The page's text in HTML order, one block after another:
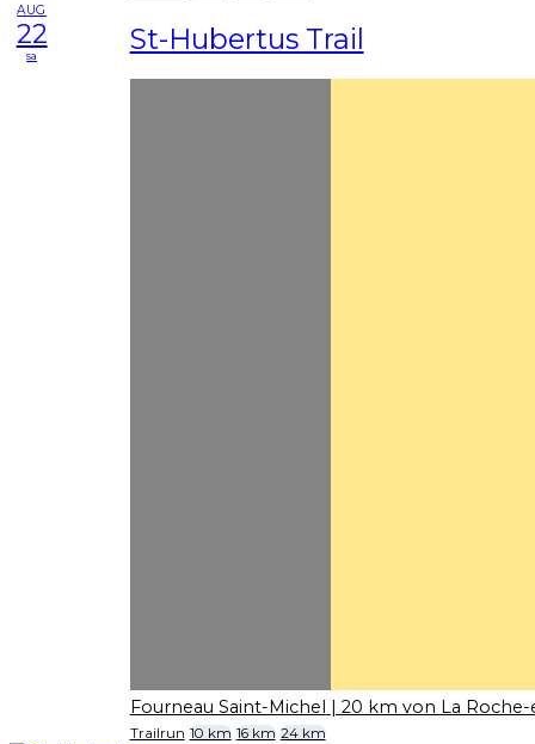
AUG
22
sa St-Hubertus Trail
Fourneau Saint-Michel | 20 km von La
Trailrun 10 km 16 km 24 km